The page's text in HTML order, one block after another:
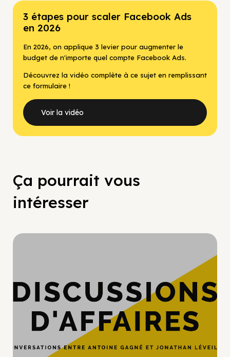
3 étapes pour scaler Facebook Ads
en 2026
En 2026, on applique 3 levier pour augmenter le
budget de n'importe quel compte Facebook Ads.
Découvrez la vidéo complète à ce sujet en remplissant
ce formulaire !
Voir la vidéo
Ça pourrait vous
intéresser